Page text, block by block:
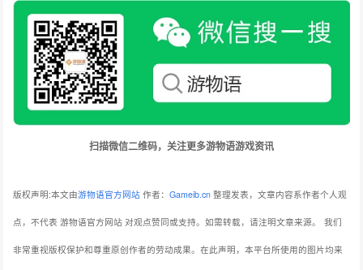
扫描微信二维码，关注更多游物语游戏资讯
版权声明:本文由游物语官方网站 作者：Gameib.cn 整理发表，文章内容系作者个人观
点，不代表 游物语官方网站 对观点赞同或支持。如需转载，请注明文章来源。 我们
非常重视版权保护和尊重原创作者的劳动成果。在此声明，本平台所使用的图片均来